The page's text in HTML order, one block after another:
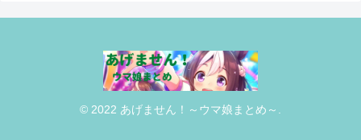
© 2022 あげません！～ウマ娘まとめ～.